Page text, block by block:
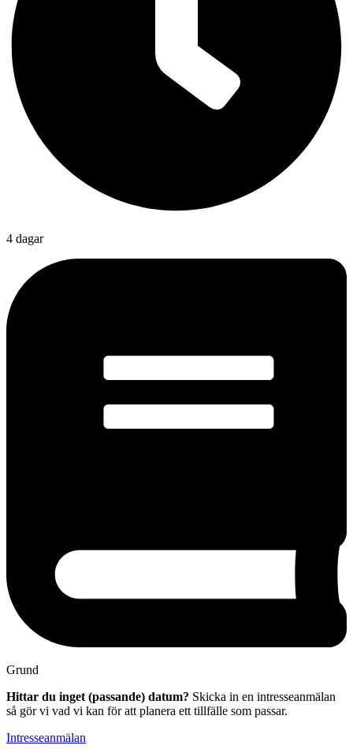
4 dagar
Grund
Hittar du inget (passande) datum? Skicka in en intresseanmälan
så gör vi vad vi kan för att planera ett tillfälle som passar.
Intresseanmälan